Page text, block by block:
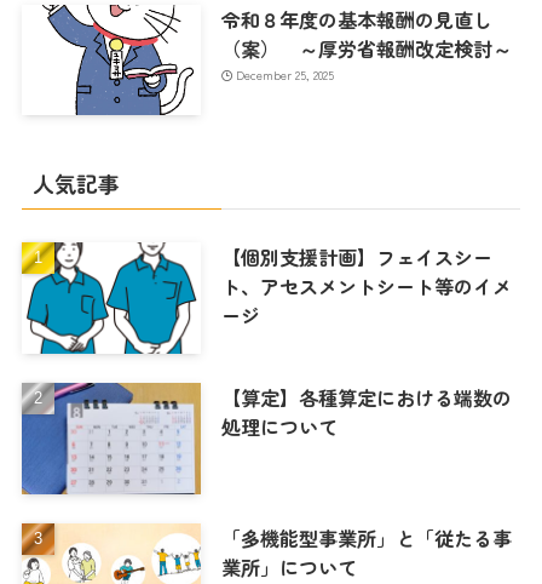
令和８年度の基本報酬の見直し
（案） ～厚労省報酬改定検討～
December 25, 2025
人気記事
【個別支援計画】フェイスシー
ト、アセスメントシート等のイメ
ージ
【算定】各種算定における端数の
処理について
「多機能型事業所」と「従たる事
業所」について